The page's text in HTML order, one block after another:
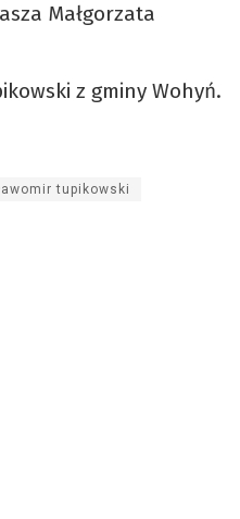
Małgorzata
z gminy Wohyń.
tupikowski